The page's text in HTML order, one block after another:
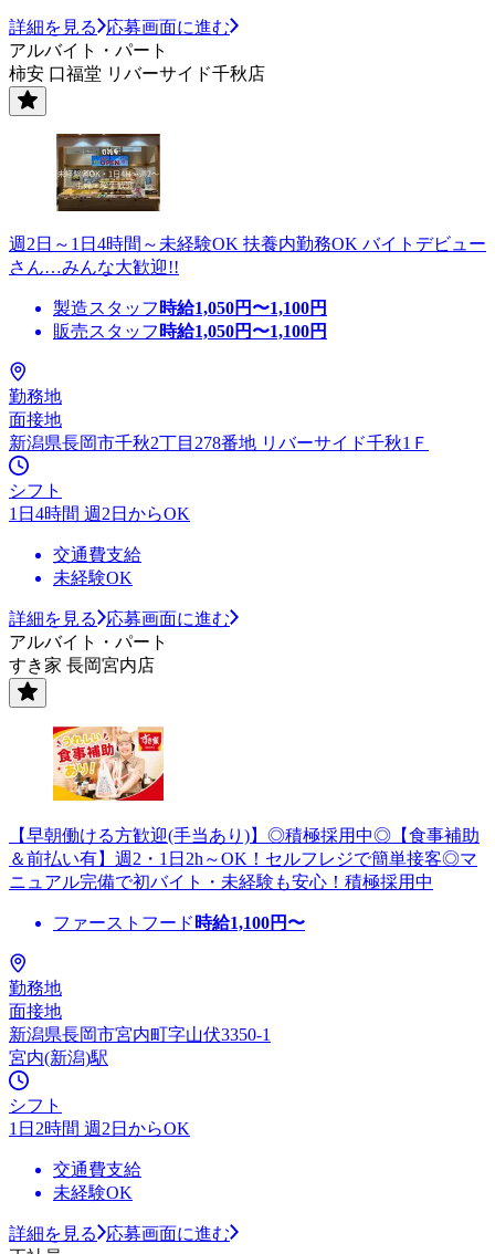
詳細を見る
応募画面に進む
アルバイト・パート
柿安 口福堂 リバーサイド千秋店
週2日～1日4時間～未経験OK 扶養内勤務OK バイトデビュー
さん…みんな大歓迎!!
製造スタッフ 時給1,050円〜1,100円
販売スタッフ 時給1,050円〜1,100円
勤務地
面接地
新潟県長岡市千秋2丁目278番地 リバーサイド千秋1Ｆ
シフト
1日4時間 週2日からOK
交通費支給
未経験OK
詳細を見る
応募画面に進む
アルバイト・パート
すき家 長岡宮内店
【早朝働ける方歓迎(手当あり)】◎積極採用中◎【食事補助
＆前払い有】週2・1日2h～OK！セルフレジで簡単接客◎マ
ニュアル完備で初バイト・未経験も安心！積極採用中
ファーストフード 時給1,100円〜
勤務地
面接地
新潟県長岡市宮内町字山伏3350-1
宮内(新潟)駅
シフト
1日2時間 週2日からOK
交通費支給
未経験OK
詳細を見る
応募画面に進む